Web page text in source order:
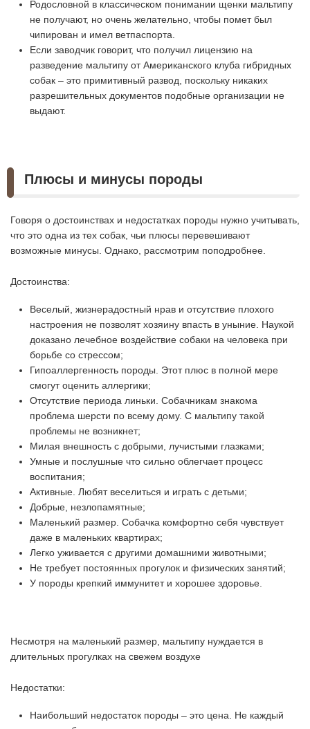
Родословной в классическом понимании щенки мальтипу
не получают, но очень желательно, чтобы помет был
чипирован и имел ветпаспорта.
Если заводчик говорит, что получил лицензию на
разведение мальтипу от Американского клуба гибридных
собак – это примитивный развод, поскольку никаких
разрешительных документов подобные организации не
выдают.
Плюсы и минусы породы
Говоря о достоинствах и недостатках породы нужно учитывать,
что это одна из тех собак, чьи плюсы перевешивают
возможные минусы. Однако, рассмотрим поподробнее.
Достоинства:
Веселый, жизнерадостный нрав и отсутствие плохого
настроения не позволят хозяину впасть в уныние. Наукой
доказано лечебное воздействие собаки на человека при
борьбе со стрессом;
Гипоаллергенность породы. Этот плюс в полной мере
смогут оценить аллергики;
Отсутствие периода линьки. Собачникам знакома
проблема шерсти по всему дому. С мальтипу такой
проблемы не возникнет;
Милая внешность с добрыми, лучистыми глазками;
Умные и послушные что сильно облегчает процесс
воспитания;
Активные. Любят веселиться и играть с детьми;
Добрые, незлопамятные;
Маленький размер. Собачка комфортно себя чувствует
даже в маленьких квартирах;
Легко уживается с другими домашними животными;
Не требует постоянных прогулок и физических занятий;
У породы крепкий иммунитет и хорошее здоровье.
Несмотря на маленький размер, мальтипу нуждается в
длительных прогулках на свежем воздухе
Недостатки:
Наибольший недостаток породы – это цена. Не каждый